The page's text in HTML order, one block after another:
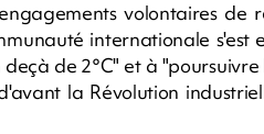
volontaires de
internationale s'est
de 2°C" et à
la Révolution